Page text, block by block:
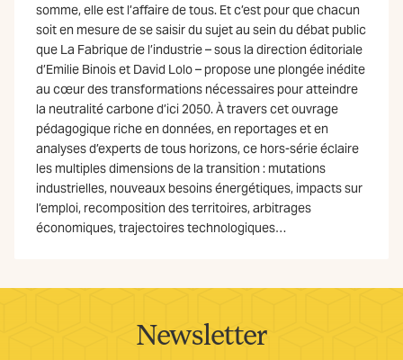
somme, elle est l’affaire de tous. Et c’est pour que chacun
soit en mesure de se saisir du sujet au sein du débat public
que La Fabrique de l’industrie – sous la direction éditoriale
d’Emilie Binois et David Lolo – propose une plongée inédite
au cœur des transformations nécessaires pour atteindre
la neutralité carbone d’ici 2050. À travers cet ouvrage
pédagogique riche en données, en reportages et en
analyses d’experts de tous horizons, ce hors-série éclaire
les multiples dimensions de la transition : mutations
industrielles, nouveaux besoins énergétiques, impacts sur
l’emploi, recomposition des territoires, arbitrages
économiques, trajectoires technologiques…
Newsletter